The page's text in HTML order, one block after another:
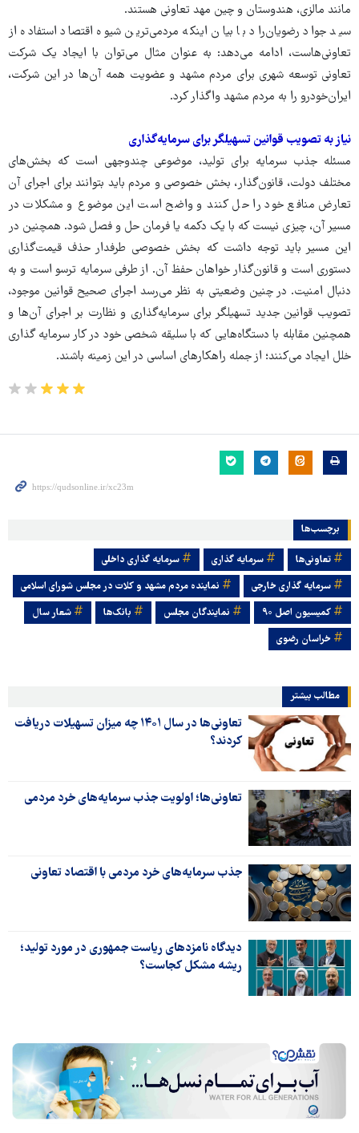
مانند مالزی، هندوستان و چین مهد تعاونی هستند.
سید جواد رضویان‌راد با بیان اینکه مردمی‌ترین شیوه اقتصاد استفاده از
تعاونی‌هاست، ادامه می‌دهد: به عنوان مثال می‌توان با ایجاد یک شرکت
تعاونی توسعه شهری برای مردم مشهد و عضویت همه آن‌ها در این شرکت،
ایران‌خودرو را به مردم مشهد واگذار کرد.
نیاز به تصویب قوانین تسهیلگر برای سرمایه‌گذاری
مسئله جذب سرمایه برای تولید، موضوعی چندوجهی است که بخش‌های
مختلف دولت، قانون‌گذار، بخش خصوصی و مردم باید بتوانند برای اجرای آن
تعارض منافع خود را حل کنند و واضح است این موضوع و مشکلات در
مسیر آن، چیزی نیست که با یک دکمه یا فرمان حل و فصل شود. همچنین در
این مسیر باید توجه داشت که بخش خصوصی طرفدار حذف قیمت‌گذاری
دستوری است و قانون‌گذار خواهان حفظ آن. از طرفی سرمایه ترسو است و به
دنبال امنیت. در چنین وضعیتی به نظر می‌رسد اجرای صحیح قوانین موجود،
تصویب قوانین جدید تسهیلگر برای سرمایه‌گذاری و نظارت بر اجرای آن‌ها و
همچنین مقابله با دستگاه‌هایی که با سلیقه شخصی خود در کار سرمایه گذاری
خلل ایجاد می‌کنند؛ از جمله راهکارهای اساسی در این زمینه باشند.
برچسب‌ها
تعاونی‌ها سرمایه گذاری
سرمایه گذاری داخلی
سرمایه گذاری خارجی
نماینده مردم مشهد و کلات در مجلس شورای اسلامی
کمیسیون اصل ۹۰
نمایندگان مجلس بانک‌ها
شعار سال
خراسان رضوی
مطالب بیشتر
تعاونی‌ها در سال ۱۴۰۱ چه میزان تسهیلات دریافت
کردند؟
تعاونی‌ها؛ اولویت جذب سرمایه‌های خرد مردمی
جذب سرمایه‌های خرد مردمی با اقتصاد تعاونی
دیدگاه نامزدهای ریاست جمهوری در مورد تولید؛
ریشه مشکل کجاست؟